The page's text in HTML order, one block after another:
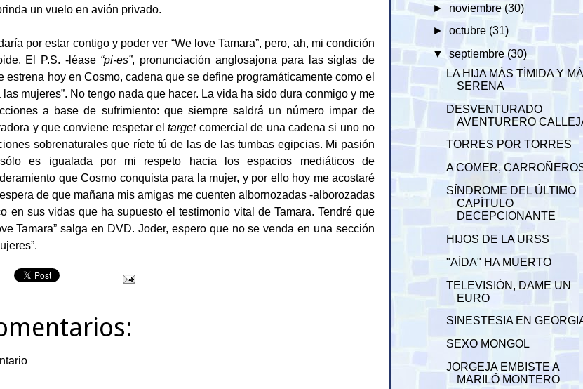
un vuelo en avión privado.
por estar contigo y poder ver “We love Tamara”, pero, ah, mi condición
El P.S. -léase “pi-es”, pronunciación anglosajona para las siglas de
estrena hoy en Cosmo, cadena que se define programáticamente como el
mujeres”. No tengo nada que hacer. La vida ha sido dura conmigo y me
a base de sufrimiento: que siempre saldrá un número impar de
y que conviene respetar eltargetcomercial de una cadena si uno no
sobrenaturales que ríete tú de las de las tumbas egipcias. Mi pasión
es igualada por mi respeto hacia los espacios mediáticos de
que Cosmo conquista para la mujer, y por ello hoy me acostaré
de que mañana mis amigas me cuenten albornozadas -alborozadas
en sus vidas que ha supuesto el testimonio vital de Tamara. Tendré que
Tamara” salga en DVD. Joder, espero que no se venda en una sección
► noviembre (30)
► octubre (31)
▼ septiembre (30)
LA HIJA MÁS TÍMIDA Y
SERENA
DESVENTURADO
AVENTURERO
TORRES POR TORRES
A COMER,
SÍNDROME DEL ÚLTIMO
CAPÍTULO
DECEPCIONANTE
HIJOS DE LA URSS
"AÍDA" HA MUERTO
TELEVISIÓN, DAME UN
EURO
SINESTESIA EN
SEXO MONGOL
JORGEJA EMBISTE A
MARILÓ MONTERO